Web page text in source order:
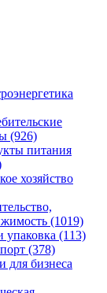
(926)
питания
хозяйство
(1019)
упаковка (113)
(378)
для бизнеса